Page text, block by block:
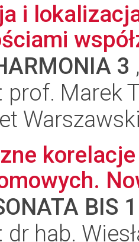
i
3
prof. Marek
BIS 1
dr hab.